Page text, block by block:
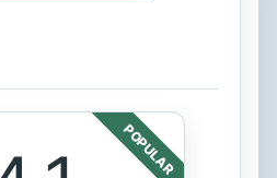
POPULAR